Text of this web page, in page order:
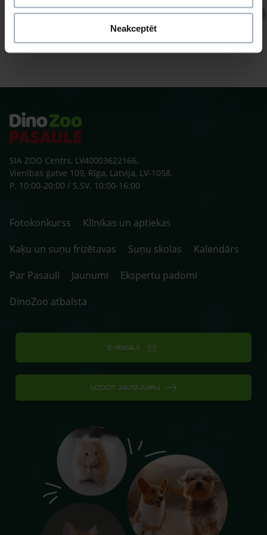
Neakceptēt
Atbild Veterinārārsts,
SIA ZOO Centrs, LV40003622166,
Vienības gatve 109, Rīga, Latvija, LV-1058.
P. 10:00-20:00 / S.SV. 10:00-16:00
Fotokonkurss
Klīnikas un aptiekas
Kaķu un suņu frizētavas
Suņu skolas
Kalendārs
Par Pasauli
Jaunumi
Ekspertu padomi
DinoZoo atbalsta
E-VEIKALS
UZDOT JAUTĀJUMU